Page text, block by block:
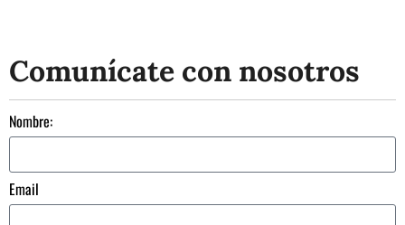
Comunícate con nosotros
Nombre:
Email